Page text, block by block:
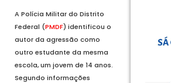
A Polícia Militar do Distrito
Federal (PMDF) identificou o
autor da agressão como
outro estudante da mesma
escola, um jovem de 14 anos.
Segundo informações